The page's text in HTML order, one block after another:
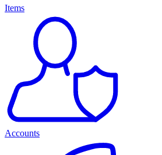
Items
Accounts